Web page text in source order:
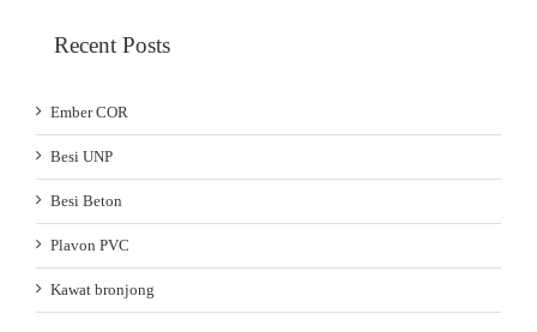
Recent Posts
Ember COR
Besi UNP
Besi Beton
Plavon PVC
Kawat bronjong